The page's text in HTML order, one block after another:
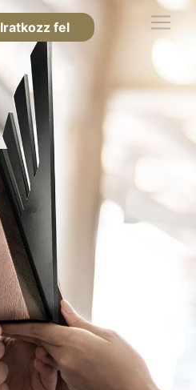
Iratkozz fel